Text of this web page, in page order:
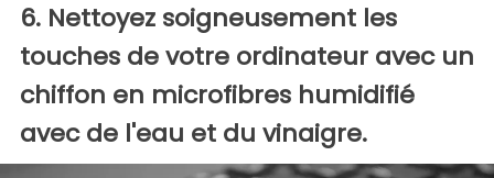
6. Nettoyez soigneusement les
touches de votre ordinateur avec un
chiffon en microfibres humidifié
avec de l'eau et du vinaigre.